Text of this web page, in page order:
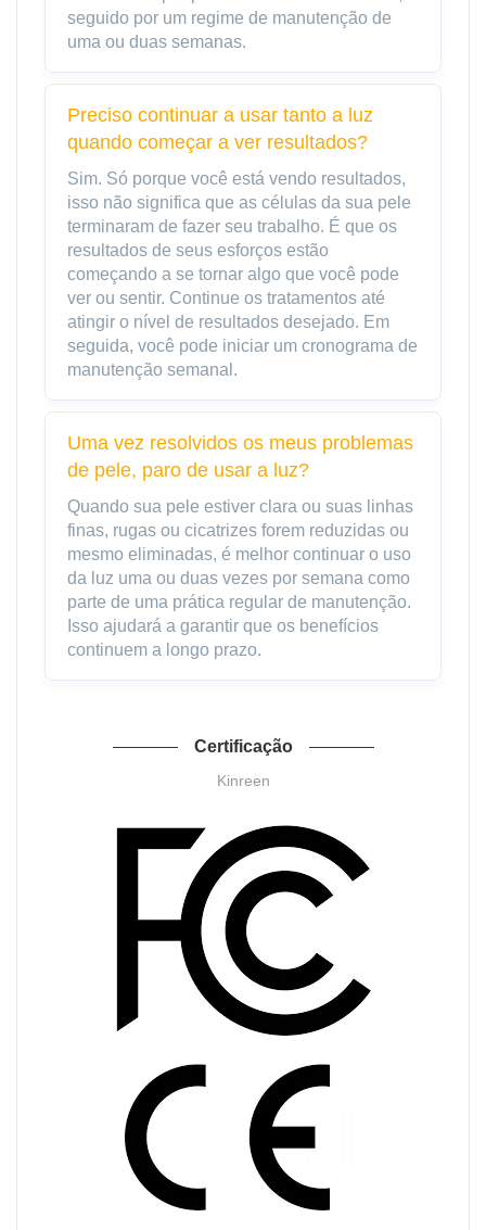
seguido por um regime de manutenção de
uma ou duas semanas.
Preciso continuar a usar tanto a luz
quando começar a ver resultados?
Sim. Só porque você está vendo resultados,
isso não significa que as células da sua pele
terminaram de fazer seu trabalho. É que os
resultados de seus esforços estão
começando a se tornar algo que você pode
ver ou sentir. Continue os tratamentos até
atingir o nível de resultados desejado. Em
seguida, você pode iniciar um cronograma de
manutenção semanal.
Uma vez resolvidos os meus problemas
de pele, paro de usar a luz?
Quando sua pele estiver clara ou suas linhas
finas, rugas ou cicatrizes forem reduzidas ou
mesmo eliminadas, é melhor continuar o uso
da luz uma ou duas vezes por semana como
parte de uma prática regular de manutenção.
Isso ajudará a garantir que os benefícios
continuem a longo prazo.
Certificação
Kinreen